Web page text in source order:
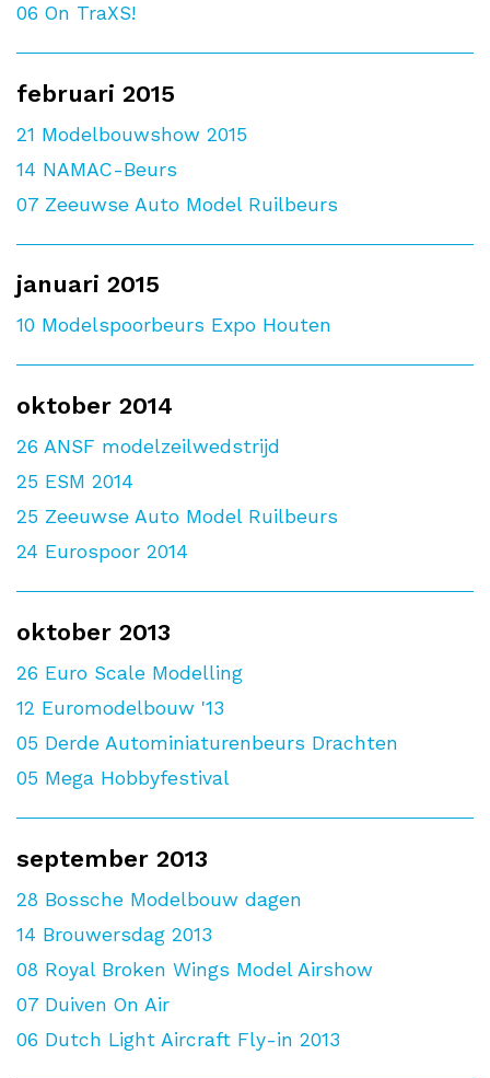
06 On TraXS!
februari 2015
21 Modelbouwshow 2015
14 NAMAC-Beurs
07 Zeeuwse Auto Model Ruilbeurs
januari 2015
10 Modelspoorbeurs Expo Houten
oktober 2014
26 ANSF modelzeilwedstrijd
25 ESM 2014
25 Zeeuwse Auto Model Ruilbeurs
24 Eurospoor 2014
oktober 2013
26 Euro Scale Modelling
12 Euromodelbouw '13
05 Derde Autominiaturenbeurs Drachten
05 Mega Hobbyfestival
september 2013
28 Bossche Modelbouw dagen
14 Brouwersdag 2013
08 Royal Broken Wings Model Airshow
07 Duiven On Air
06 Dutch Light Aircraft Fly-in 2013